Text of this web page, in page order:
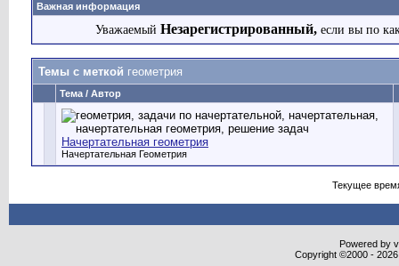
Важная информация
Уважаемый Незарегистрированный, если вы по
Темы с меткой геометрия
Тема / Автор
Начертательная геометрия
Начертательная Геометрия
Текущее
Powered by
Copyright ©2000 -